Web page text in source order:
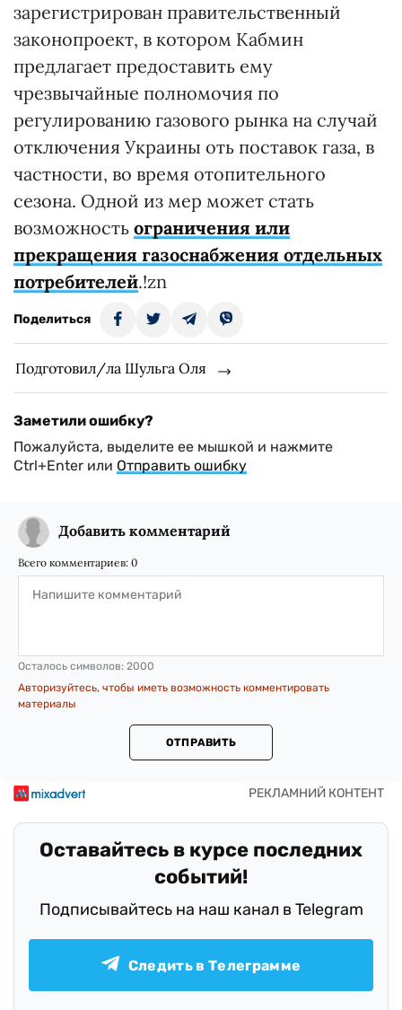
зарегистрирован правительственный
законопроект, в котором Кабмин
предлагает предоставить ему
чрезвычайные полномочия по
регулированию газового рынка на случай
отключения Украины оть поставок газа, в
частности, во время отопительного
сезона. Одной из мер может стать
возможность ограничения или
прекращения газоснабжения отдельных
потребителей.!zn
Поделиться
Подготовил/ла Шульга Оля
Заметили ошибку?
Пожалуйста, выделите ее мышкой и нажмите
Ctrl+Enter или Отправить ошибку
Добавить комментарий
Всего комментариев: 0
Осталось символов: 2000
Авторизуйтесь, чтобы иметь возможность комментировать
материалы
ОТПРАВИТЬ
Оставайтесь в курсе последних
событий!
Подписывайтесь на наш канал в Telegram
Следить в Телеграмме